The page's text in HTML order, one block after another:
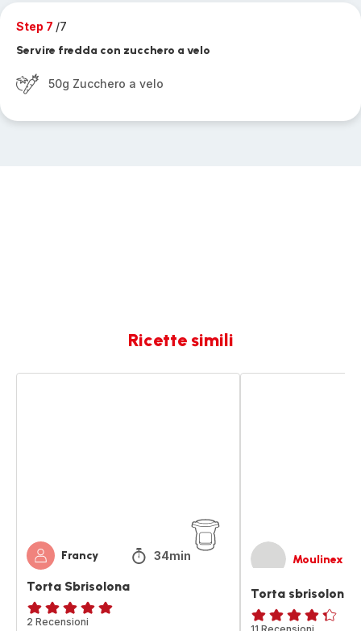
Step 7 /7
Servire fredda con zucchero a velo
50g Zucchero a velo
Ricette simili
Francy 34min
Torta Sbrisolona
Recensione
2 Recensioni
Moulinex
Torta sbrisolona